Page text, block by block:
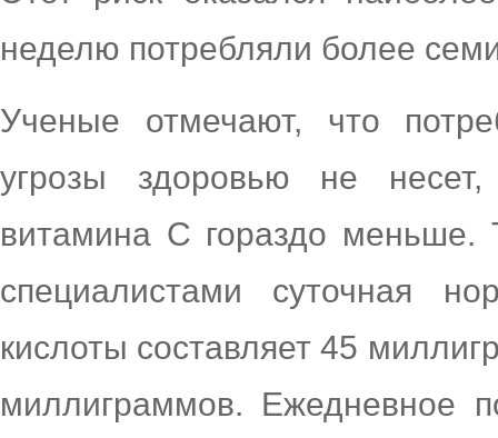
неделю потребляли более
Ученые отмечают, что
угрозы здоровью не
витамина С гораздо меньше.
специалистами суточная
кислоты составляет 45
миллиграммов. Ежедневное